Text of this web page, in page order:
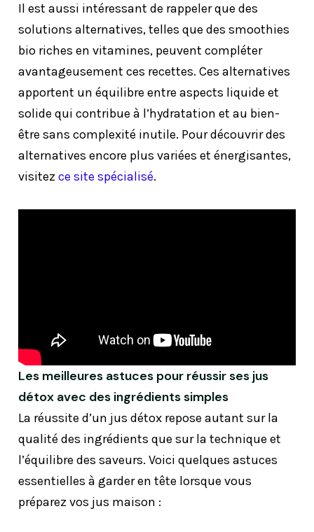
Il est aussi intéressant de rappeler que des
solutions alternatives, telles que des smoothies
bio riches en vitamines, peuvent compléter
avantageusement ces recettes. Ces alternatives
apportent un équilibre entre aspects liquide et
solide qui contribue à l’hydratation et au bien-
être sans complexité inutile. Pour découvrir des
alternatives encore plus variées et énergisantes,
visitez ce site spécialisé.
Les meilleures astuces pour réussir ses jus
détox avec des ingrédients simples
La réussite d’un jus détox repose autant sur la
qualité des ingrédients que sur la technique et
l’équilibre des saveurs. Voici quelques astuces
essentielles à garder en tête lorsque vous
préparez vos jus maison :